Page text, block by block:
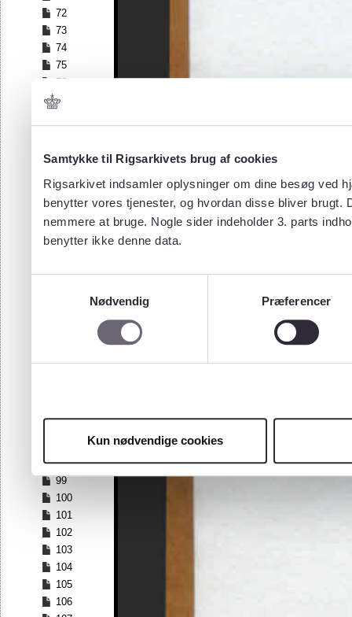
Samtykke til Rigsarkivets brug af cookies
Rigsarkivet indsamler oplysninger om dine besøg ved
benytter vores tjenester, og hvordan disse bliver
nemmere at bruge. Nogle sider indeholder 3. parts
benytter ikke denne data.
Nødvendig
Præferencer
Kun nødvendige cookies
72
73
74
75
76
77
82
83
84
85
87
98
99
100
101
102
103
104
105
106